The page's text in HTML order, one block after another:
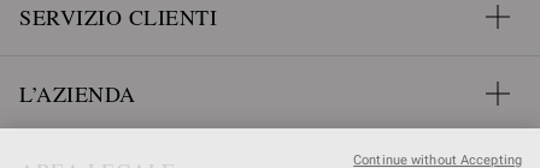
SERVIZIO CLIENTI
L’AZIENDA
Continue without Accepting